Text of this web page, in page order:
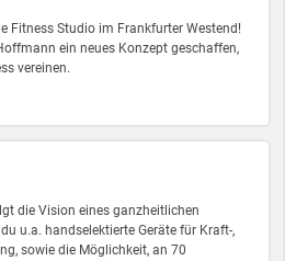
Fitness Studio im Frankfurter Westend!
ein neues Konzept geschaffen,
vereinen.
die Vision eines ganzheitlichen
u.a. handselektierte Geräte für Kraft-,
sowie die Möglichkeit, an 70